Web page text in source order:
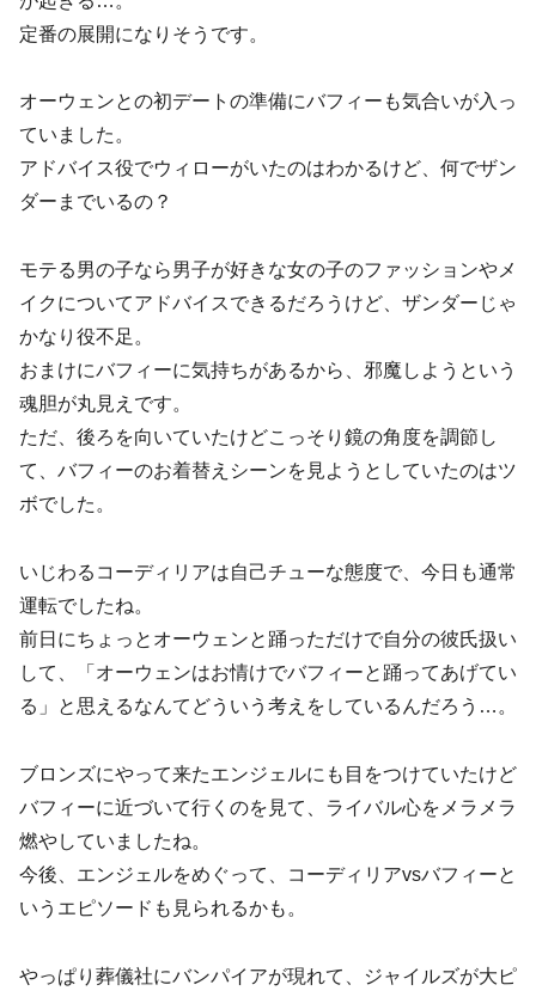
定番の展開になりそうです。
オーウェンとの初デートの準備にバフィーも気合いが入っ
ていました。
アドバイス役でウィローがいたのはわかるけど、何でザン
ダーまでいるの？
モテる男の子なら男子が好きな女の子のファッションやメ
イクについてアドバイスできるだろうけど、ザンダーじゃ
かなり役不足。
おまけにバフィーに気持ちがあるから、邪魔しようという
魂胆が丸見えです。
ただ、後ろを向いていたけどこっそり鏡の角度を調節し
て、バフィーのお着替えシーンを見ようとしていたのはツ
ボでした。
いじわるコーディリアは自己チューな態度で、今日も通常
運転でしたね。
前日にちょっとオーウェンと踊っただけで自分の彼氏扱い
して、「オーウェンはお情けでバフィーと踊ってあげてい
る」と思えるなんてどういう考えをしているんだろう…。
ブロンズにやって来たエンジェルにも目をつけていたけど
バフィーに近づいて行くのを見て、ライバル心をメラメラ
燃やしていましたね。
今後、エンジェルをめぐって、コーディリアvsバフィーと
いうエピソードも見られるかも。
やっぱり葬儀社にバンパイアが現れて、ジャイルズが大ピ